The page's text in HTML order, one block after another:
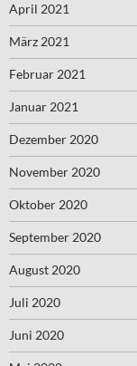
April 2021
März 2021
Februar 2021
Januar 2021
Dezember 2020
November 2020
Oktober 2020
September 2020
August 2020
Juli 2020
Juni 2020